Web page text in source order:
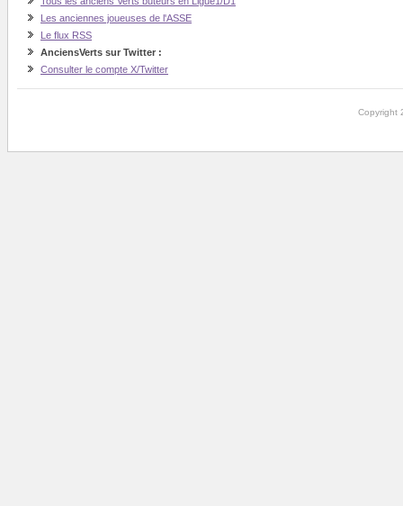
Les anciennes joueuses de l'ASSE
Le flux RSS
AnciensVerts sur Twitter :
Consulter le compte X/Twitter
Copyright